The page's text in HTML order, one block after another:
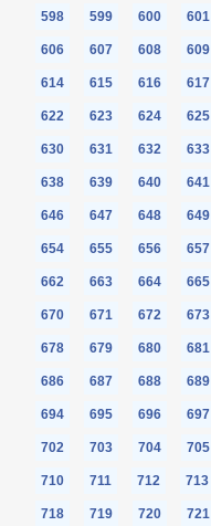
598 599 600 601
606 607 608 609
614 615 616 617
622 623 624 625
630 631 632 633
638 639 640 641
646 647 648 649
654 655 656 657
662 663 664 665
670 671 672 673
678 679 680 681
686 687 688 689
694 695 696 697
702 703 704 705
710 711 712 713
718 719 720 721